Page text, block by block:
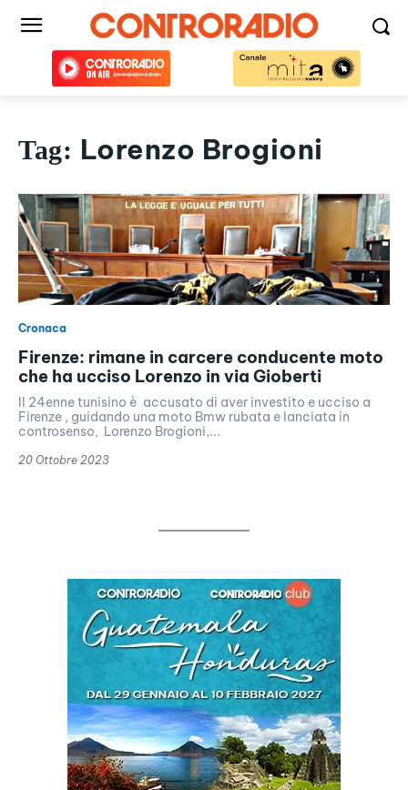
Tag: Lorenzo Brogioni
Cronaca
Firenze: rimane in carcere conducente moto
che ha ucciso Lorenzo in via Gioberti
Il 24enne tunisino è accusato di aver investito e ucciso a
Firenze , guidando una moto Bmw rubata e lanciata in
controsenso, Lorenzo Brogioni,...
20 Ottobre 2023